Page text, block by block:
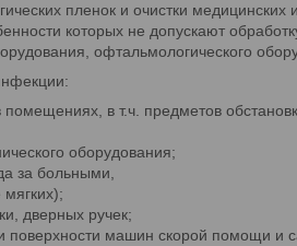
пленок и очистки
которых не допускают
офтальмологического
помещениях, в т.ч. предметов
оборудования;
за больными,
дверных ручек;
поверхности машин скорой помощи и